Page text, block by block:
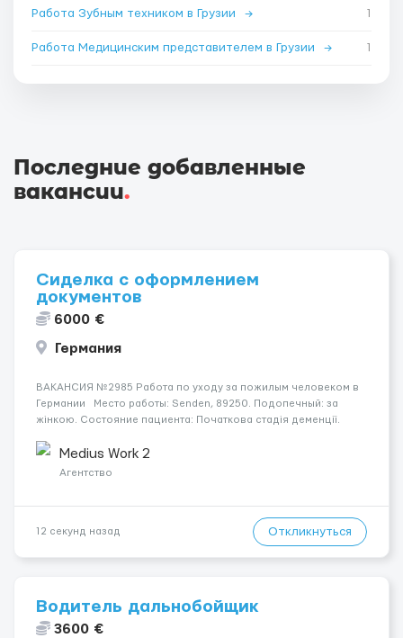
Работа Зубным техником в Грузии → 1
Работа Медицинским представителем в Грузии → 1
Последние добавленные
вакансии.
Сиделка с оформлением
документов
6000 €
Германия
ВАКАНСИЯ №2985 Работа по уходу за пожилым человеком в
Германии Место работы: Senden, 89250. Подопечный: за
жінкою. Состояние пациента: Початкова стадія деменції.
Ночной уход: Спить не прокидаючись. Условия...
Medius Work 2
Агентство
12 секунд назад Откликнуться
Водитель дальнобойщик
3600 €